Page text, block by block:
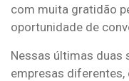
com muita gratidão
oportunidade de
Nessas últimas duas
empresas